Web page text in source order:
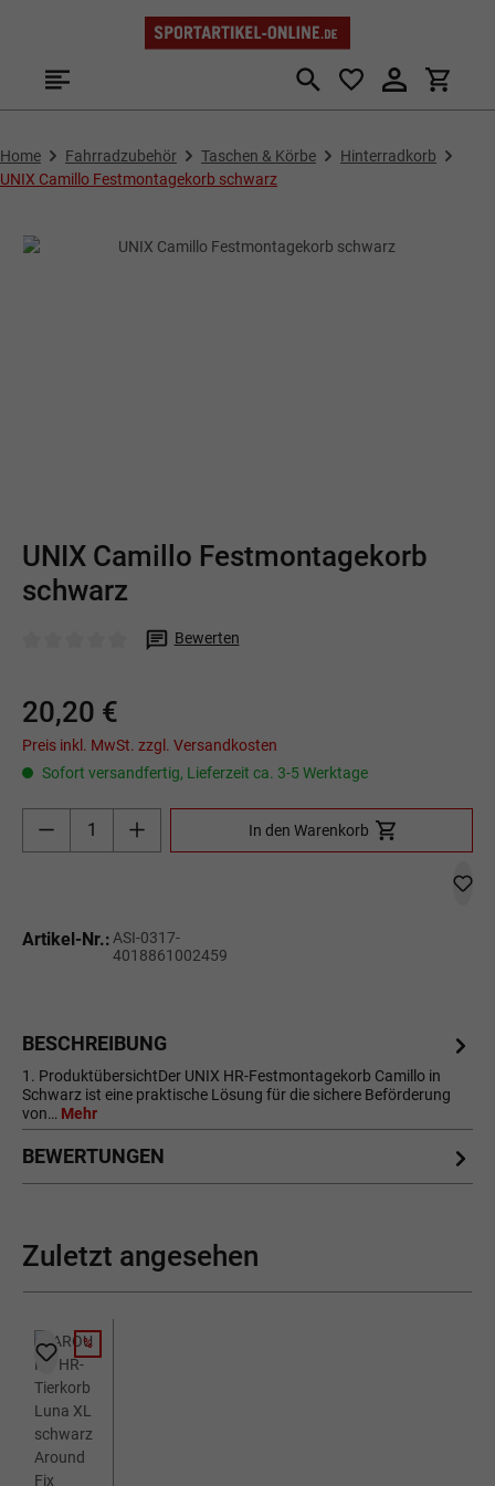
Zum Hauptinhalt springen
Home Fahrradzubehör Taschen & Körbe
Hinterradkorb
UNIX Camillo Festmontagekorb schwarz
UNIX Camillo Festmontagekorb
schwarz
Bewerten
20,20 €
Preis inkl. MwSt. zzgl. Versandkosten
Sofort versandfertig, Lieferzeit ca. 3-5 Werktage
Produkt Anzahl: Gib den gewünschten Wert
In den Warenkorb
Artikel-Nr.: ASI-0317-
4018861002459
BESCHREIBUNG
1. ProduktübersichtDer UNIX HR-Festmontagekorb Camillo in
Schwarz ist eine praktische Lösung für die sichere Beförderung
von… Mehr
BEWERTUNGEN
Zuletzt angesehen
RABATT
%